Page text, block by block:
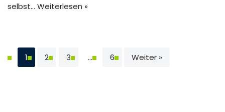
selbst… Weiterlesen »
1 2 3 … 6 Weiter »